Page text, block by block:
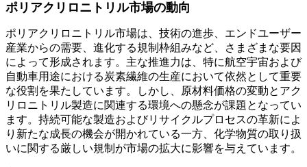
ポリアクリロニトリル市場の動向
ポリアクリロニトリル市場は、技術の進歩、エンドユーザー
産業からの需要、進化する規制枠組みなど、さまざまな要因
によって形成されます。主な推進力は、特に航空宇宙および
自動車用途における炭素繊維の生産において依然として重要
な役割を果たしています。しかし、原材料価格の変動とアク
リロニトリル製造に関連する環境への懸念が課題となってい
ます。持続可能な製造およびリサイクルプロセスの革新によ
り新たな成長の機会が開かれている一方、化学物質の取り扱
いに関する厳しい規制が市場の拡大に影響を与えています。